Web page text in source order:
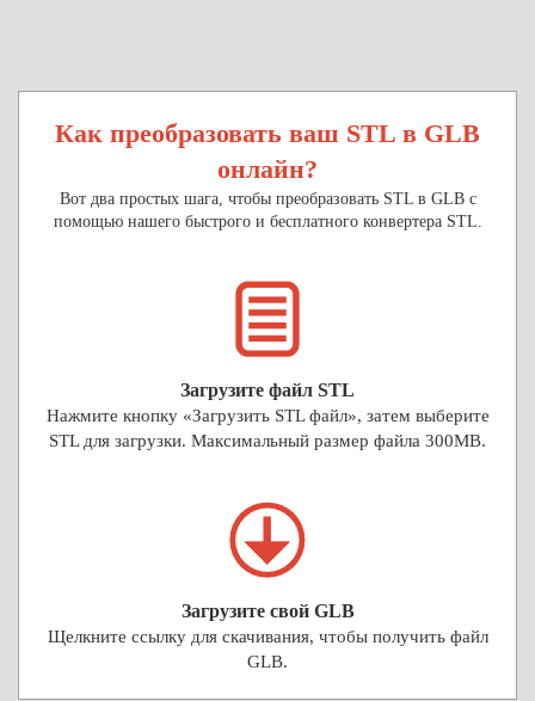
Как преобразовать ваш STL в GLB
онлайн?
Вот два простых шага, чтобы преобразовать STL в GLB с
помощью нашего быстрого и бесплатного конвертера STL.
Загрузите файл STL
Нажмите кнопку «Загрузить STL файл», затем выберите
STL для загрузки. Максимальный размер файла 300MB.
Загрузите свой GLB
Щелкните ссылку для скачивания, чтобы получить файл
GLB.